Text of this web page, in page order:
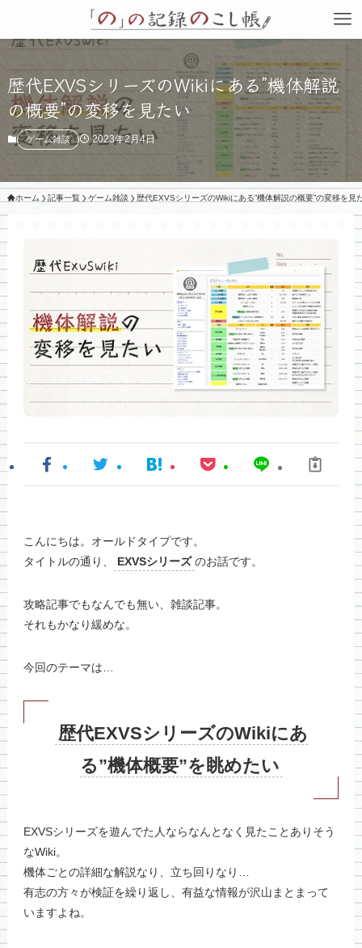
歴代EXVSシリーズのWikiにある”機体解説
の概要”の変移を見たい
ゲーム雑談 2023年2月4日
ホーム 記事一覧 ゲーム雑談 歴代EXVSシリーズのWikiにある”機体解説の概要”の変移を見
こんにちは。オールドタイプです。
タイトルの通り、
EXVSシリーズ のお話です。
攻略記事でもなんでも無い、雑談記事。
それもかなり緩めな。
今回のテーマは…
歴代EXVSシリーズのWikiにあ
る”機体概要”を眺めたい
EXVSシリーズを遊んでた人ならなんとなく見たことありそう
なWiki。
機体ごとの詳細な解説なり、立ち回りなり…
有志の方々が検証を繰り返し、有益な情報が沢山まとまって
いますよね。